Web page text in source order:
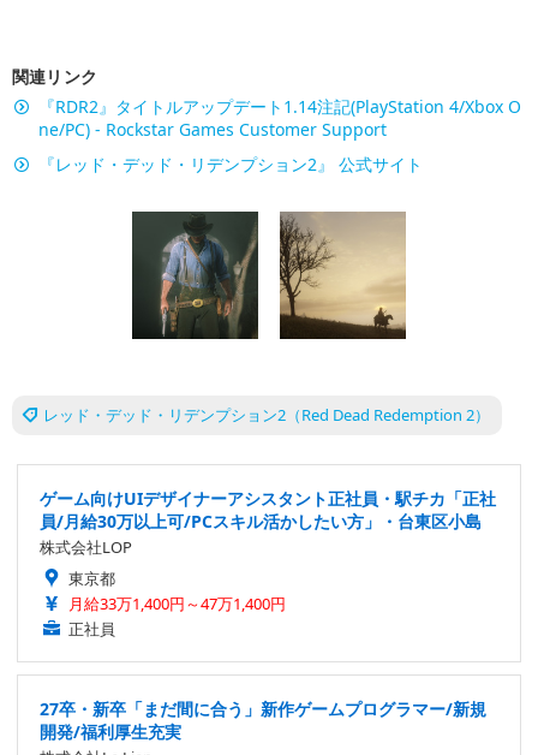
関連リンク
『RDR2』タイトルアップデート1.14注記(PlayStation 4/Xbox O
ne/PC) - Rockstar Games Customer Support
『レッド・デッド・リデンプション2』 公式サイト
レッド・デッド・リデンプション2（Red Dead Redemption 2）
ゲーム向けUIデザイナーアシスタント正社員・駅チカ「正社
員/月給30万以上可/PCスキル活かしたい方」・台東区小島
株式会社LOP
東京都
月給33万1,400円～47万1,400円
正社員
27卒・新卒「まだ間に合う」新作ゲームプログラマー/新規
開発/福利厚生充実